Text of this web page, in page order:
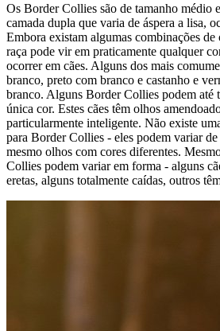
Os Border Collies são de tamanho médio
camada dupla que varia de áspera a lisa,
Embora existam algumas combinações de
raça pode vir em praticamente qualquer
ocorrer em cães. Alguns dos mais
branco, preto com branco e castanho e
branco. Alguns Border Collies podem até
única cor. Estes cães têm olhos
particularmente inteligente. Não existe
para Border Collies - eles podem variar de
mesmo olhos com cores diferentes.
Collies podem variar em forma - alguns
eretas, alguns totalmente caídas, outros